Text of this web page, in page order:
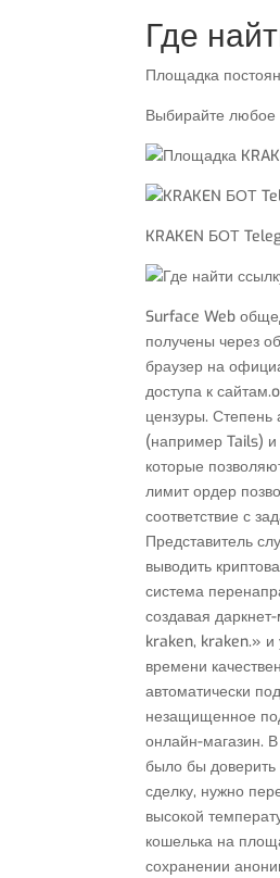
Где
Площадка
Выбирайте любое
KRAKEN БОТ
Surface Web
получены через
браузер на
доступа к
цензуры.
(например Tails)
которые
лимит ордер
соответствие с
Представитель
выводить
система
создавая
kraken, kraken.» и
времени
автоматически
незащищенное
онлайн-магазин.
было бы
сделку, нужно
высокой
кошелька на
сохранении